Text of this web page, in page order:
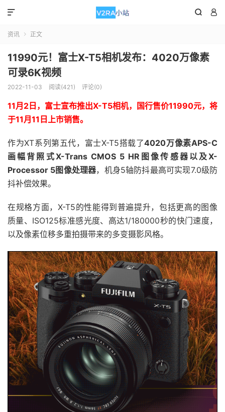
 

资讯  正文
11990元！富士X-T5相机发布：4020万像素
可录6K视频
2022-11-03 阅读(421) 评论(0)
11月2日，富士宣布推出X-T5相机，国行售价11990元，将
于11月11日上市销售。
作为XT系列第五代，富士X-T5搭载了4020万像素APS-C
画幅背照式X-Trans CMOS 5 HR图像传感器以及X-
Processor 5图像处理器，机身5轴防抖最高可实现7.0级防
抖补偿效果。
在规格方面，X-T5的性能得到普遍提升，包括更高的图像
质量、ISO125标准感光度、高达1/180000秒的快门速度，
以及像素位移多重拍摄带来的多变摄影风格。